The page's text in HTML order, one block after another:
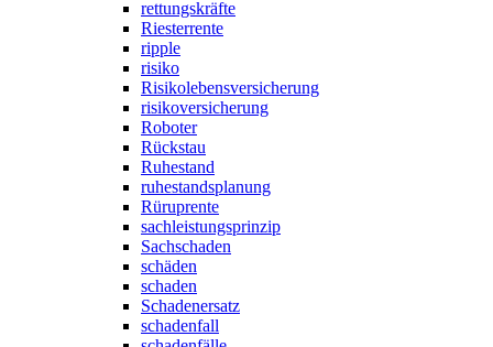
rettungskräfte
Riesterrente
ripple
risiko
Risikolebensversicherung
risikoversicherung
Roboter
Rückstau
Ruhestand
ruhestandsplanung
Rüruprente
sachleistungsprinzip
Sachschaden
schäden
schaden
Schadenersatz
schadenfall